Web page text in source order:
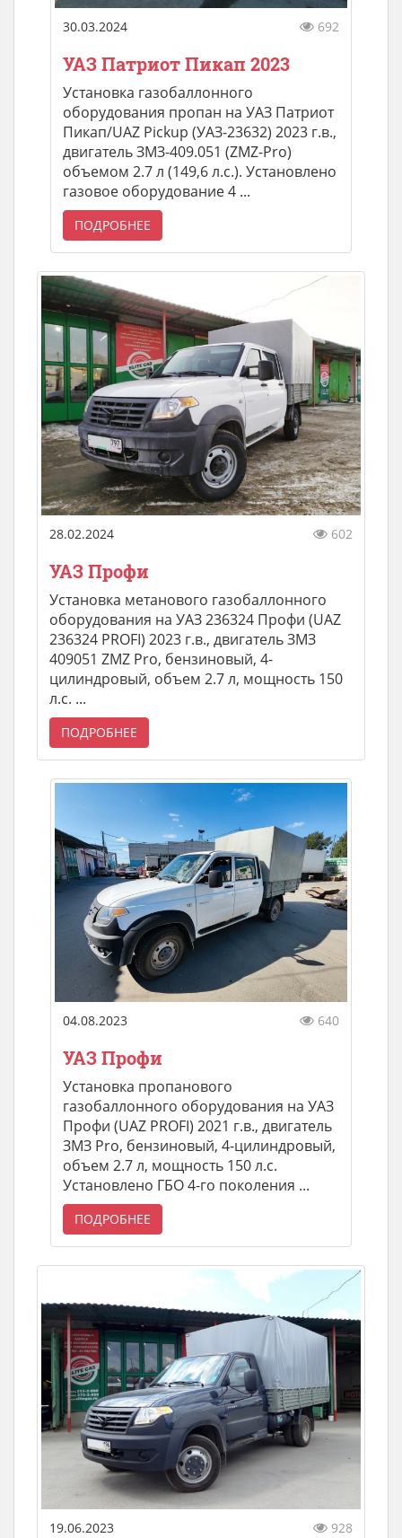
30.03.2024 692
УАЗ Патриот Пикап 2023
Установка газобаллонного
оборудования пропан на УАЗ Патриот
Пикап/UAZ Pickup (УАЗ-23632) 2023 г.в.,
двигатель ЗМЗ-409.051 (ZMZ-Pro)
объемом 2.7 л (149,6 л.с.). Установлено
газовое оборудование 4 ...
ПОДРОБНЕЕ
28.02.2024 602
УАЗ Профи
Установка метанового газобаллонного
оборудования на УАЗ 236324 Профи (UAZ
236324 PROFI) 2023 г.в., двигатель ЗМЗ
409051 ZMZ Pro, бензиновый, 4-
цилиндровый, объем 2.7 л, мощность 150
л.с. ...
ПОДРОБНЕЕ
04.08.2023 640
УАЗ Профи
Установка пропанового
газобаллонного оборудования на УАЗ
Профи (UAZ PROFI) 2021 г.в., двигатель
ЗМЗ Pro, бензиновый, 4-цилиндровый,
объем 2.7 л, мощность 150 л.с.
Установлено ГБО 4-го поколения ...
ПОДРОБНЕЕ
19.06.2023 928